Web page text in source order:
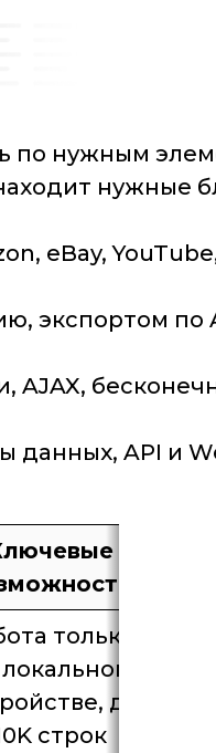
по нужным
нужные
eBay,
экспортом по
данных, API и
только
до
строк